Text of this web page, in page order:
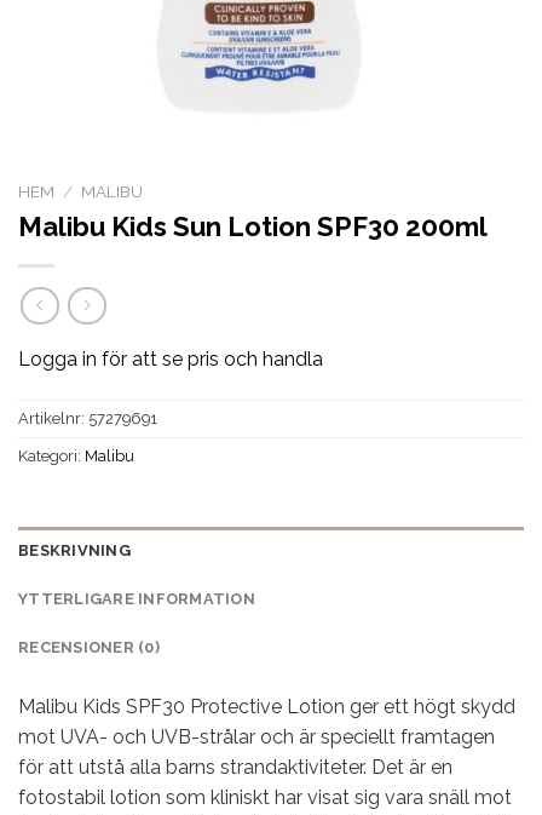
HEM / MALIBU
Malibu Kids Sun Lotion SPF30 200ml
Logga in för att se pris och handla
Artikelnr: 57279691
Kategori: Malibu
BESKRIVNING
YTTERLIGARE INFORMATION
RECENSIONER (0)
Malibu Kids SPF30 Protective Lotion ger ett högt skydd
mot UVA- och UVB-strålar och är speciellt framtagen
för att utstå alla barns strandaktiviteter. Det är en
fotostabil lotion som kliniskt har visat sig vara snäll mot